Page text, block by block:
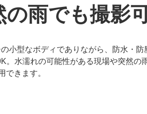
の雨でも撮影
小型なボディでありながら、防水・防
。水濡れの可能性がある現場や突然の
できます。